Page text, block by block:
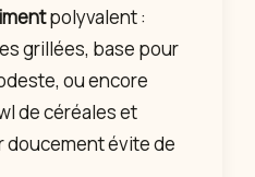
polyvalent :
grillées, base pour
ou encore
de céréales et
doucement évite de